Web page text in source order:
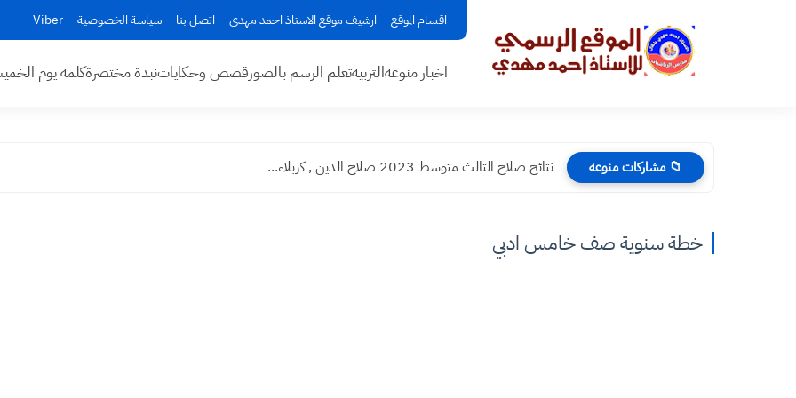
اقسام الموقع ارشيف موقع الاستاذ احمد مهدي اتصل بنا سياسة الخصوصية Viber
اخبار منوعهالتربيةتعلم الرسم بالصورقصص وحكاياتنبذة مختصرةكلمة يوم
📁 مشاركات منوعه نتائج صلاح الثالث متوسط 2023 صلاح الدين , كربلاء...
خطة سنوية صف خامس ادبي